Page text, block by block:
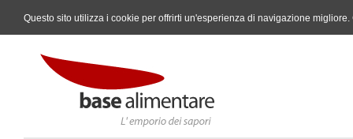
Questo sito utilizza i cookie per offrirti un'esperienza di navigazione